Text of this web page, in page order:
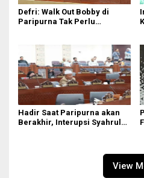
Defri: Walk Out Bobby di
Paripurna Tak Perlu
Hadir Saat Paripurna akan
Berakhir, Interupsi Syahrul
View